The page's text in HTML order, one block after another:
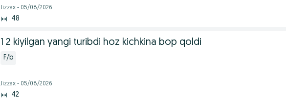
Jizzax - 05/08/2026
48
1 2 kiyilgan yangi turibdi hoz kichkina bop qoldi
F/b
Jizzax - 05/08/2026
42